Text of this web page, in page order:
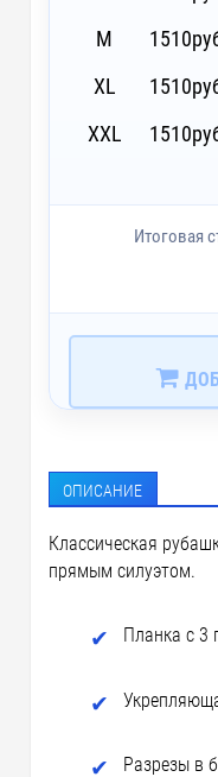
M
1510
XL
1510
XXL
1510
Итоговая
ОПИСАНИЕ
Классическая
прямым силуэтом.
Планка с
Разрезы в